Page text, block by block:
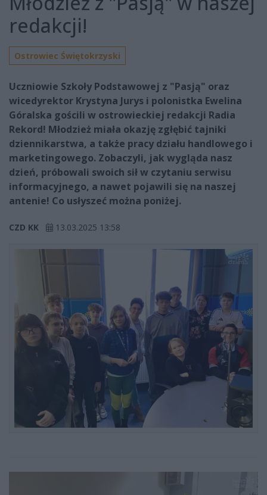
redakcji!
Ostrowiec Świętokrzyski
Uczniowie Szkoły Podstawowej z "Pasją" oraz
wicedyrektor Krystyna Jurys i polonistka Ewelina
Góralska gościli w ostrowieckiej redakcji Radia
Rekord! Młodzież miała okazję zgłębić tajniki
dziennikarstwa, a także pracy działu handlowego i
marketingowego. Zobaczyli, jak wygląda nasz
dzień, próbowali swoich sił w czytaniu serwisu
informacyjnego, a nawet pojawili się na naszej
antenie! Co usłyszeć można poniżej.
CZD KK 13.03.2025 13:58